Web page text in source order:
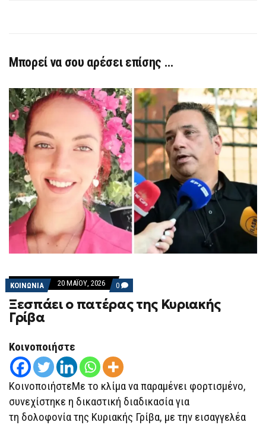
Μπορεί να σου αρέσει επίσης …
ΚΟΙΝΩΝΙΑ 20 ΜΑΪ́ΟΥ, 2026 0 COMMENTS
ON
ΞΕΣΠΆΕΙ
Ο
Ξεσπάει ο πατέρας της Κυριακής
Γρίβα
Κοινοποιήστε
ΚοινοποιήστεΜε το κλίμα να παραμένει φορτισμένο,
συνεχίστηκε η δικαστική διαδικασία για
τη δολοφονία της Κυριακής Γρίβα, με την εισαγγελέα